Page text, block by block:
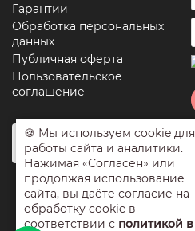
Гарантии
Обработка персональных
данных
Публичная оферта
Пользовательское
соглашение
🍪 Мы используем cookie для
работы сайта и аналитики.
Нажимая «Согласен» или
продолжая использование
сайта, вы даёте согласие на
обработку cookie в
соответствии с политикой в